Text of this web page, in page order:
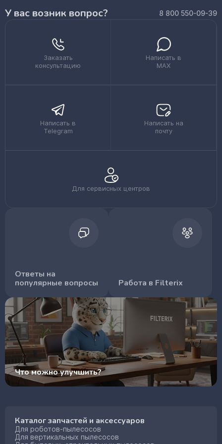
У вас возник вопрос? 8 800 550-09-39
Заказать
консультацию
Написать в
MAX
Написать в
Telegram
Написать на
почту
Для сервисных центров
Ответы на
популярные вопросы
Работа в Filterix
Что можно улучшить?
Каталог запчастей и аксессуаров
Для роботов-пылесосов
Для вертикальных пылесосов